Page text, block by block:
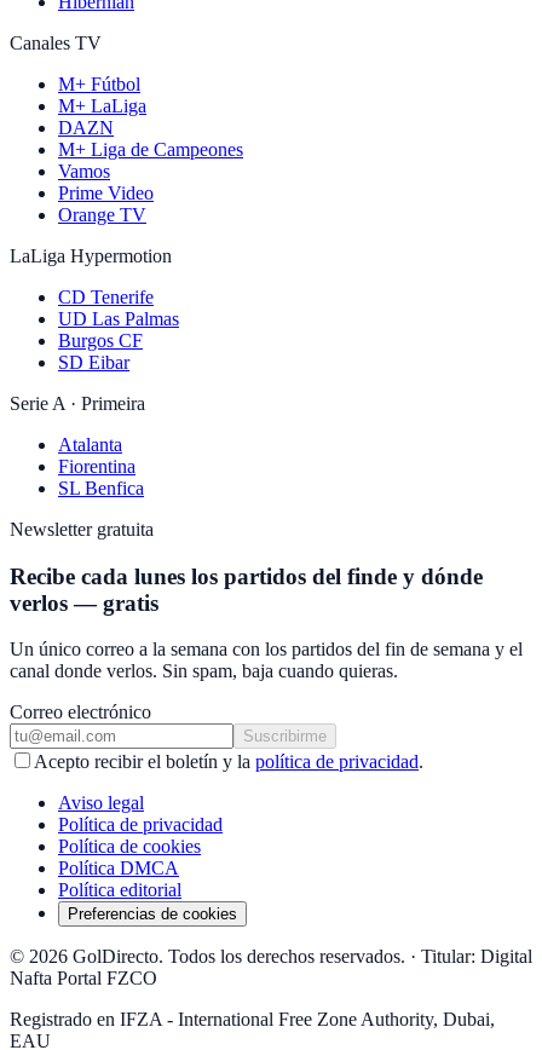
Canales TV
M+ Fútbol
M+ LaLiga
DAZN
M+ Liga de Campeones
Vamos
Prime Video
Orange TV
LaLiga Hypermotion
CD Tenerife
UD Las Palmas
Burgos CF
SD Eibar
Serie A · Primeira
Atalanta
Fiorentina
SL Benfica
Newsletter gratuita
Recibe cada lunes los partidos del finde y dónde
verlos — gratis
Un único correo a la semana con los partidos del fin de semana y el
canal donde verlos. Sin spam, baja cuando quieras.
Correo electrónico
Suscribirme
Acepto recibir el boletín y la política de privacidad.
Aviso legal
Política de privacidad
Política de cookies
Política DMCA
Política editorial
Preferencias de cookies
© 2026 GolDirecto. Todos los derechos reservados. · Titular: Digital
Nafta Portal FZCO
Registrado en IFZA - International Free Zone Authority, Dubai,
EAU